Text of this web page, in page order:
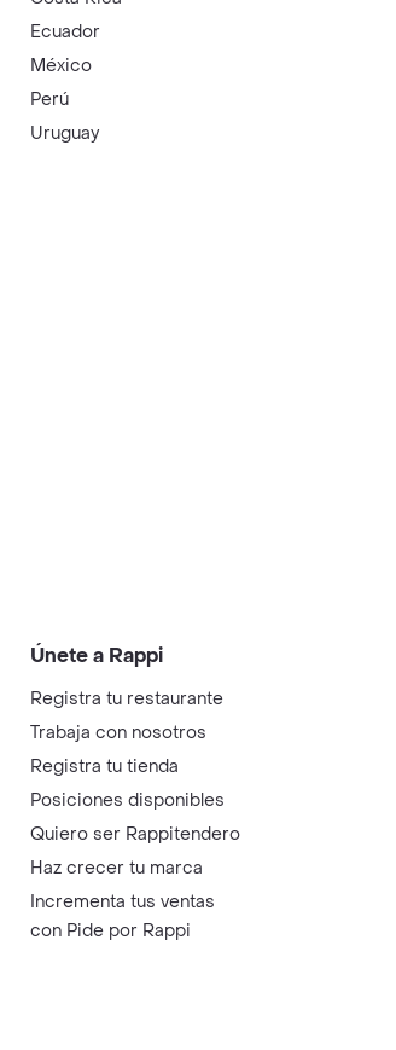
Ecuador
México
Perú
Uruguay
Únete a Rappi
Registra tu restaurante
Trabaja con nosotros
Registra tu tienda
Posiciones disponibles
Quiero ser Rappitendero
Haz crecer tu marca
Incrementa tus ventas
con Pide por Rappi